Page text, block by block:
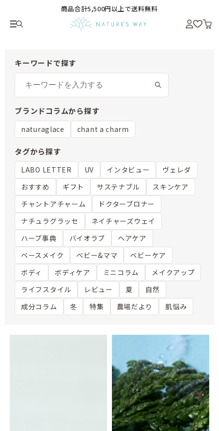
商品合計5,500円以上で送料無料
キーワードで探す
ブランドコラムから探す
naturaglace chant a charm
タグから探す
LABO LETTER UV インタビュー
ヴェレダ
おすすめ
ギフト サステナブル
スキンケア
チャントアチャーム
ドクターブロナー
ナチュラグラッセ
ネイチャーズウェイ
ハーブ事典
バイオラブ
ヘアケア
ベースメイク
ベビー&ママ
ベビーケア
ボディ
ボディケア ミニコラム
メイクアップ
ライフスタイル
レビュー 夏
自然
成分コラム
冬 特集 農場だより 肌悩み